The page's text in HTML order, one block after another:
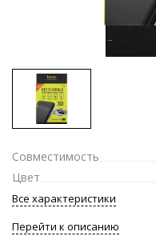
Совместимость
Цвет
Все характеристики
Перейти к описанию